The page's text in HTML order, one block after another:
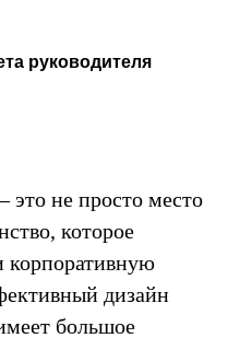
руководителя
это не просто место
которое
корпоративную
дизайн
большое